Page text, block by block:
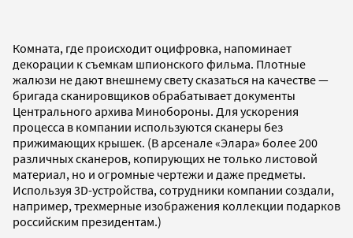
Комната, где происходит оцифровка, напоминает
декорации к съемкам шпионского фильма. Плотные
жалюзи не дают внешнему свету сказаться на качестве —
бригада сканировщиков обрабатывает документы
Центрального архива Минобороны. Для ускорения
процесса в компании используются сканеры без
прижимающих крышек. (В арсенале «Элара» более 200
различных сканеров, копирующих не только листовой
материал, но и огромные чертежи и даже предметы.
Используя 3D-устройства, сотрудники компании создали,
например, трехмерные изображения коллекции подарков
российским президентам.)